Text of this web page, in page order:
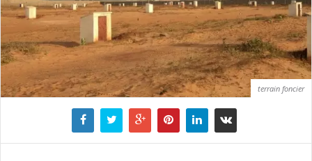
terrain foncier